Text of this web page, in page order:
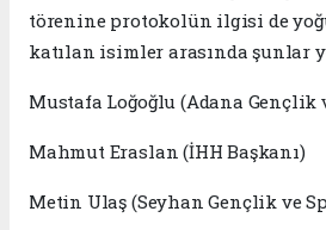
törenine protokolün ilgisi de
katılan isimler arasında şunlar
​Mustafa Loğoğlu (Adana Gençlik
​Mahmut Eraslan (İHH Başkanı)
​Metin Ulaş (Seyhan Gençlik ve